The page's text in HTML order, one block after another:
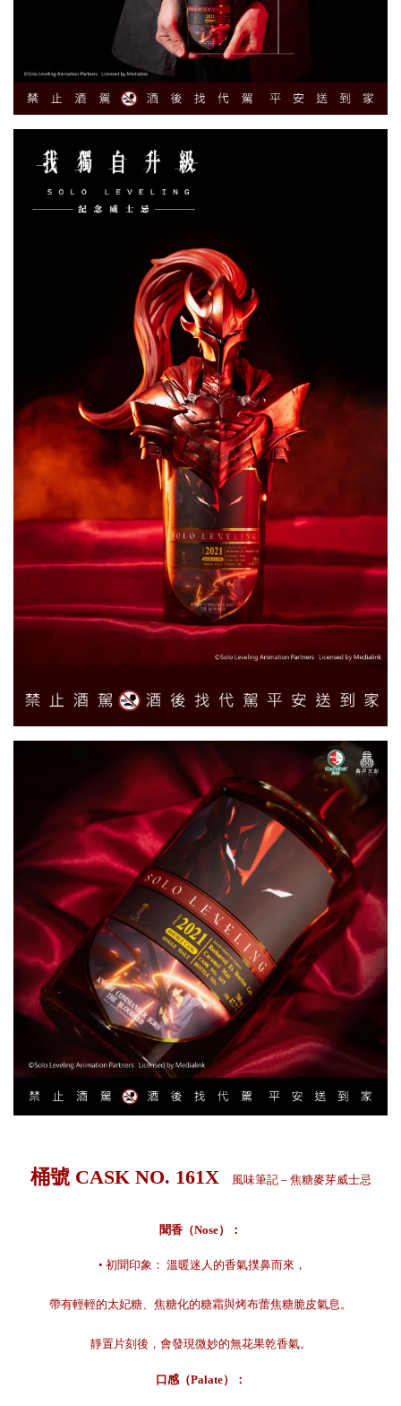
桶號 CASK NO. 161X 風味筆記 – 焦糖麥芽威士忌
聞香（Nose）：
• 初聞印象： 溫暖迷人的香氣撲鼻而來，
帶有輕輕的太妃糖、焦糖化的糖霜與烤布蕾焦糖脆皮氣息。
靜置片刻後，會發現微妙的無花果乾香氣。
口感（Palate）：